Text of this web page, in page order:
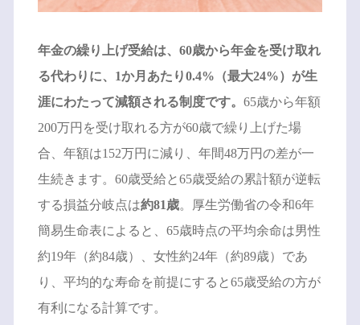
年金の繰り上げ受給は、60歳から年金を受け取れ
る代わりに、1か月あたり0.4%（最大24%）が生
涯にわたって減額される制度です。 65歳から年額
200万円を受け取れる方が60歳で繰り上げた場
合、年額は152万円に減り、年間48万円の差が一
生続きます。60歳受給と65歳受給の累計額が逆転
する損益分岐点は約81歳。厚生労働省の令和6年
簡易生命表によると、65歳時点の平均余命は男性
約19年（約84歳）、女性約24年（約89歳）であ
り、平均的な寿命を前提にすると65歳受給の方が
有利になる計算です。